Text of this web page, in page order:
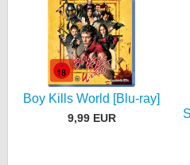
Boy Kills World [Blu-ray]
9,99 EUR